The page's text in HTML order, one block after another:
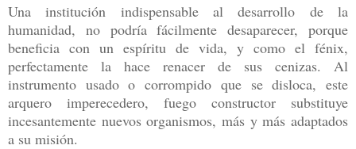
Una institución indispensable al desarrollo de la
humanidad, no podría fácilmente desaparecer, porque
beneficia con un espíritu de vida, y como el fénix,
perfectamente la hace renacer de sus cenizas. Al
instrumento usado o corrompido que se disloca, este
arquero imperecedero, fuego constructor substituye
incesantemente nuevos organismos, más y más adaptados
a su misión.